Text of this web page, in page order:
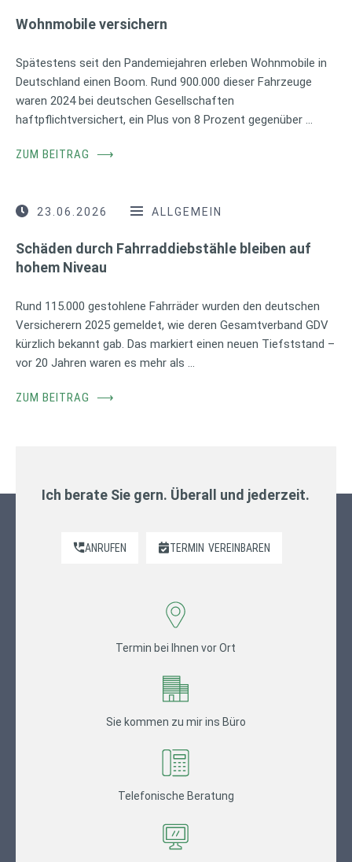
Wohnmobile versichern
Spätestens seit den Pandemiejahren erleben Wohnmobile in
Deutschland einen Boom. Rund 900.000 dieser Fahrzeuge
waren 2024 bei deutschen Gesellschaften
haftpflichtversichert, ein Plus von 8 Prozent gegenüber …
ZUM BEITRAG ⟶
23.06.2026 ALLGEMEIN
Schäden durch Fahrraddiebstähle bleiben auf
hohem Niveau
Rund 115.000 gestohlene Fahrräder wurden den deutschen
Versicherern 2025 gemeldet, wie deren Gesamtverband GDV
kürzlich bekannt gab. Das markiert einen neuen Tiefststand –
vor 20 Jahren waren es mehr als …
ZUM BEITRAG ⟶
Ich berate Sie gern. Überall und jederzeit.
ANRUFEN TERMIN VEREINBAREN
Termin bei Ihnen vor Ort
Sie kommen zu mir ins Büro
Telefonische Beratung